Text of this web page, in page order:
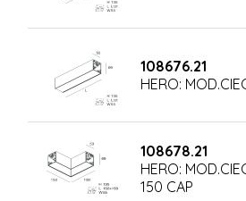
108676.21
HERO:
108678.21
HERO:
150 CAP